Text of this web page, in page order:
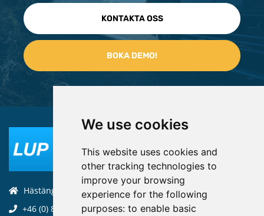
We use cookies
This website uses cookies and
other tracking technologies to
improve your browsing
experience for the following
purposes: to enable basic
KONTAKTA OSS
Hästängsuddsvägen 19, 184 94, Åkersberga
+46 (0) 8-970 970